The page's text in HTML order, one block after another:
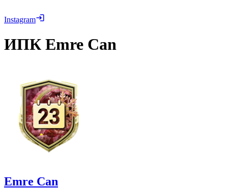
Instagram
ИПК Emre Can
Emre Can